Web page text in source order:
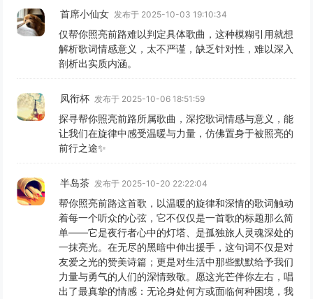
首席小仙女 发布于 2025-10-03 19:10:34
仅帮你照亮前路难以判定具体歌曲，这种模糊引用就想
解析歌词情感意义，太不严谨，缺乏针对性，难以深入
剖析出实质内涵。
凤衔杯 发布于 2025-10-06 18:51:59
探寻帮你照亮前路所属歌曲，深挖歌词情感与意义，能
让我们在旋律中感受温暖与力量，仿佛置身于被照亮的
前行之途✨
半岛茶 发布于 2025-10-20 22:22:04
帮你照亮前路这首歌，以温暖的旋律和深情的歌词触动
着每一个听众的心弦，它不仅仅是一首歌的标题那么简
单——它是夜行者心中的灯塔、是孤独旅人灵魂深处的
一抹亮光。在无尽的黑暗中伸出援手，这句词不仅是对
友爱之光的赞美诗篇；更是对生活中那些默默给予我们
力量与勇气的人们的深情致敬。愿这光芒伴你左右，唱
出了最真挚的情感：无论身处何方或面临何种困境，我